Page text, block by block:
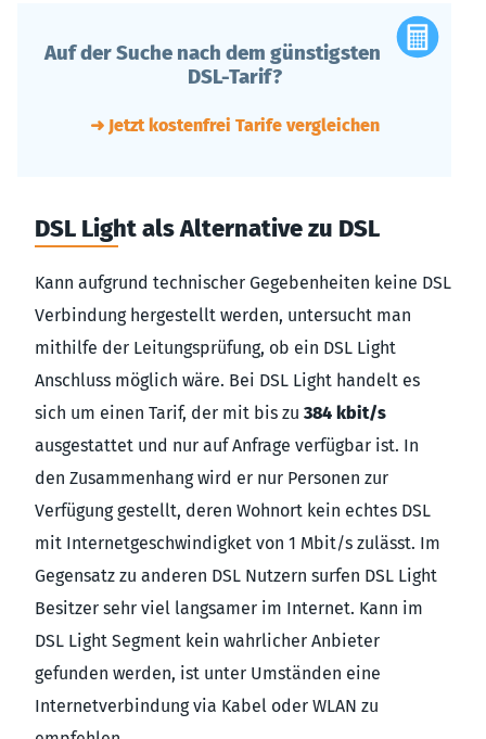
Auf der Suche nach dem günstigsten
DSL-Tarif?
➜ Jetzt kostenfrei Tarife vergleichen
DSL Light als Alternative zu DSL
Kann aufgrund technischer Gegebenheiten keine DSL
Verbindung hergestellt werden, untersucht man
mithilfe der Leitungsprüfung, ob ein DSL Light
Anschluss möglich wäre. Bei DSL Light handelt es
sich um einen Tarif, der mit bis zu 384 kbit/s
ausgestattet und nur auf Anfrage verfügbar ist. In
den Zusammenhang wird er nur Personen zur
Verfügung gestellt, deren Wohnort kein echtes DSL
mit Internetgeschwindigket von 1 Mbit/s zulässt. Im
Gegensatz zu anderen DSL Nutzern surfen DSL Light
Besitzer sehr viel langsamer im Internet. Kann im
DSL Light Segment kein wahrlicher Anbieter
gefunden werden, ist unter Umständen eine
Internetverbindung via Kabel oder WLAN zu